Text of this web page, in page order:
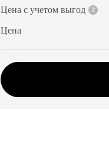
Цена с учетом выгод
Цена